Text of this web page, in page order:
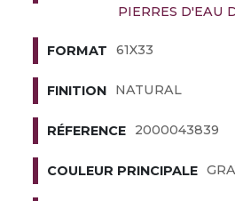
PIERRES D'EAU
FORMAT 61X33
FINITION NATURAL
RÉFERENCE 2000043839
COULEUR PRINCIPALE